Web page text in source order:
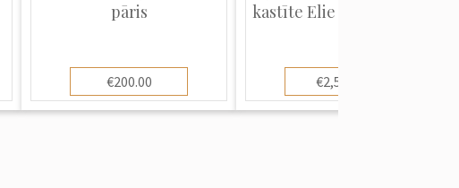
pāris
€200.00
kastīte Elie Bleu "Table...
€2,500.00